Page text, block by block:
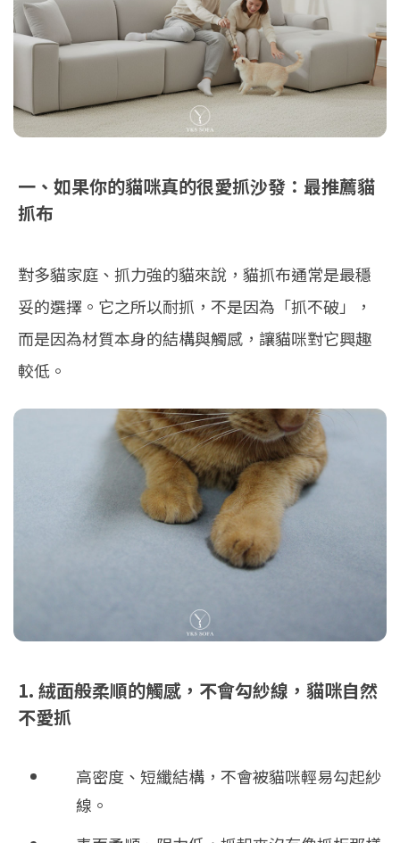
一、如果你的貓咪真的很愛抓沙發：最推薦貓
抓布
對多貓家庭、抓力強的貓來說， 貓抓布通常是最穩
妥的選擇。它之所以耐抓，不是因為「抓不破」，
而是因為材質本身的結構與觸感，讓貓咪對它興趣
較低。
1. 絨面般柔順的觸感，不會勾紗線，貓咪自然
不愛抓
高密度、短纖結構，不會被貓咪輕易勾起紗
線。